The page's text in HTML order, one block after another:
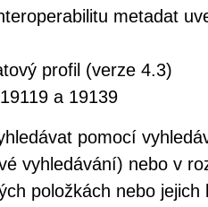
metadat
profil (verze 4.3)
a 19139
pomocí
vyhledávání) nebo v
položkách nebo jejich